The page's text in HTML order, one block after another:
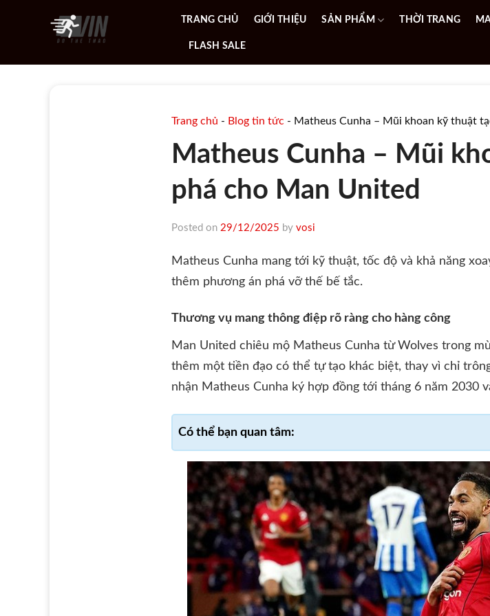
TRANG CHỦ GIỚI THIỆU SẢN PHẨM THỜI TRANG
FLASH SALE
Trang chủ - Blog tin tức - Matheus Cunha – Mũi khoan kỹ thuật
Matheus Cunha – Mũi
phá cho Man United
Posted on 29/12/2025 by vosi
Matheus Cunha mang tới kỹ thuật, tốc độ và khả năng
thêm phương án phá vỡ thế bế tắc.
Thương vụ mang thông điệp rõ ràng cho hàng công
Man United chiêu mộ Matheus Cunha từ Wolves trong
thêm một tiền đạo có thể tự tạo khác biệt, thay vì chỉ
nhận Matheus Cunha ký hợp đồng tới tháng 6 năm 2030